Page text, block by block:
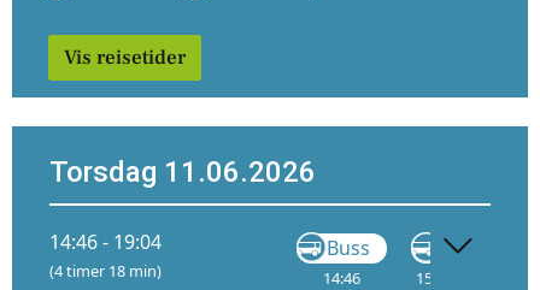
Vis reisetider
Torsdag 11.06.2026
14:46 - 19:04
(4 timer 18 min)
Buss
14:46 15:17